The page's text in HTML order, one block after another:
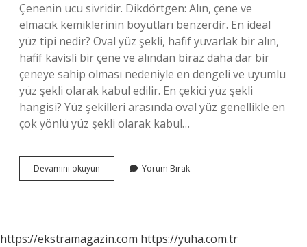
Çenenin ucu sivridir. Dikdörtgen: Alın, çene ve
elmacık kemiklerinin boyutları benzerdir. En ideal
yüz tipi nedir? Oval yüz şekli, hafif yuvarlak bir alın,
hafif kavisli bir çene ve alından biraz daha dar bir
çeneye sahip olması nedeniyle en dengeli ve uyumlu
yüz şekli olarak kabul edilir. En çekici yüz şekli
hangisi? Yüz şekilleri arasında oval yüz genellikle en
çok yönlü yüz şekli olarak kabul…
Devamını okuyun
Tipimi
Yorum Bırak
https://ekstramagazin.com https://yuha.com.tr